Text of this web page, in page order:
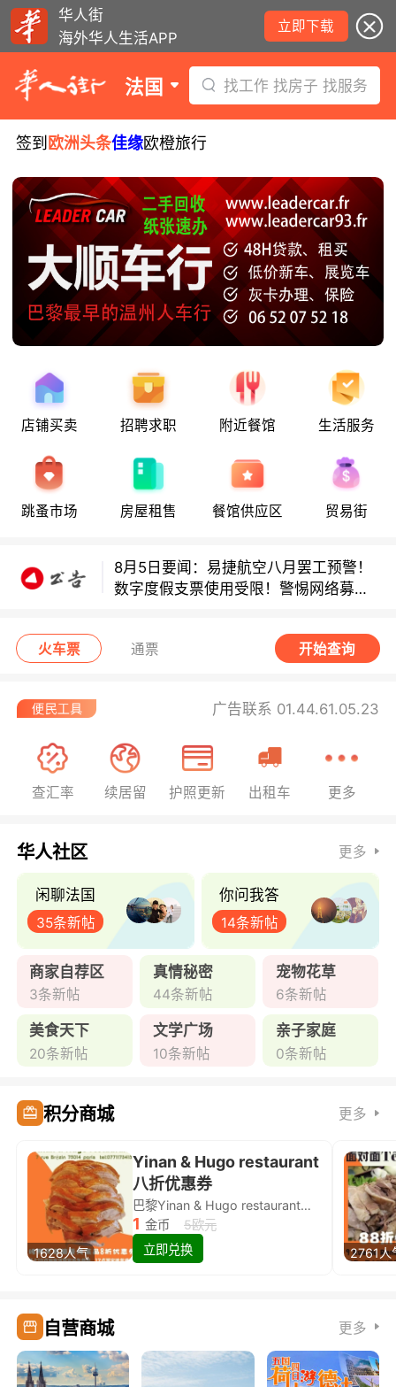
华人街
海外华人生活APP
立即下载
法国 找工作 找房子 找服务
签到 欧洲头条佳缘欧橙旅行
店铺买卖 招聘求职 附近餐馆 生活服务
跳蚤市场 房屋租售 餐馆供应区 贸易街
8月5日要闻：易捷航空八月罢工预警！
数字度假支票使用受限！警惕网络募捐
数字度假支票使用受限！警惕网络募捐
骗局！
数字度假支票使用受限！警惕网络募捐
骗局！
火车票 通票 开始查询
广告联系 01.44.61.05.23
查汇率 续居留 护照更新 出租车 更多
华人社区 更多
闲聊法国
35条新帖
你问我答
14条新帖
商家自荐区
3条新帖
真情秘密
44条新帖
宠物花草
6条新帖
美食天下
20条新帖
文学广场
10条新帖
亲子家庭
0条新帖
积分商城 更多
1628人气
Yinan & Hugo restaurant
八折优惠券
巴黎Yinan & Hugo restaurant除简餐类全场8折
1 金币
5欧元
立即兑换
2761人
自营商城 更多